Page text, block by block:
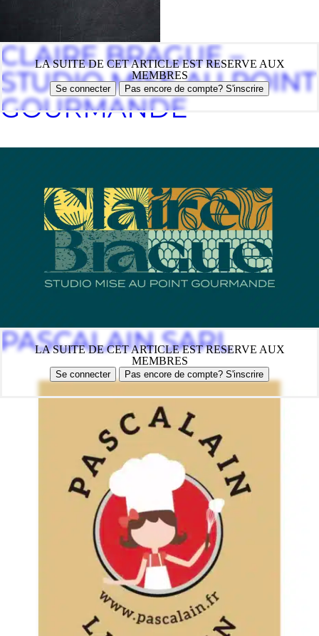
LA SUITE DE CET ARTICLE EST RESERVE AUX
MEMBRES
Se connecter Pas encore de compte? S'inscrire
CLAIRE BRAGUE –
STUDIO MISE AU POINT
GOURMANDE
LA SUITE DE CET ARTICLE EST RESERVE AUX
MEMBRES
Se connecter Pas encore de compte? S'inscrire
PASCALAIN SARL